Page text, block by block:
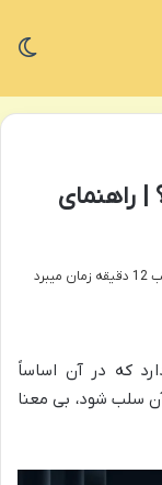
راهنمای
که در آن اساساً
سلب شود، بی معنا